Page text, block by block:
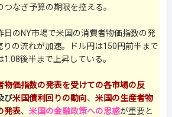
なぎ予算の期限を控える。
日のNY市場で米国の消費者物価指数の発
りの流れが加速。ドル円は150円前半まで
後半まで上昇している。
物価指数の発表を受けての各市場の反
び米国債利回りの動向、 米国の生産者物
発表、 米国の金融政策への思惑が重要と